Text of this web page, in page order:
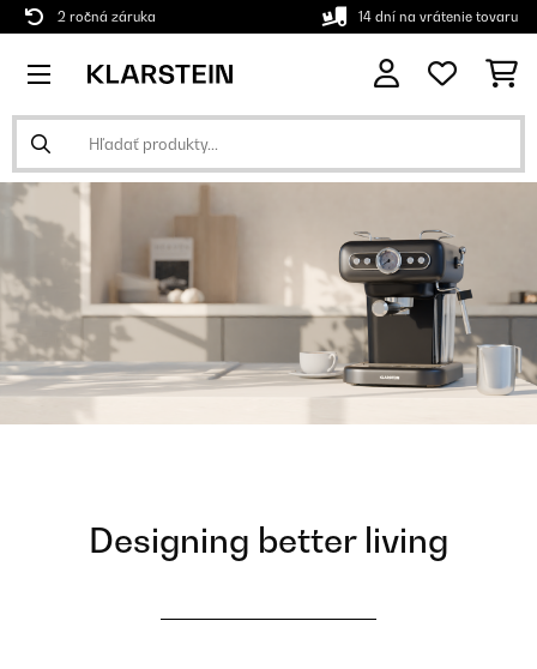
2 ročná záruka 14 dní na vrátenie tovaru
Designing better living